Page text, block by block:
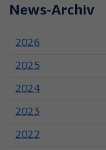
News-Archiv
2026
2025
2024
2023
2022